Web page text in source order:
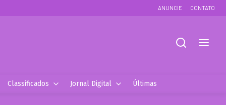
ANUNCIE CONTATO
Classificados Jornal Digital Últimas